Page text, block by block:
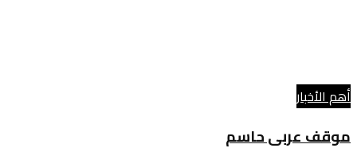
أهم الأخبار
موقف عربى حاسم